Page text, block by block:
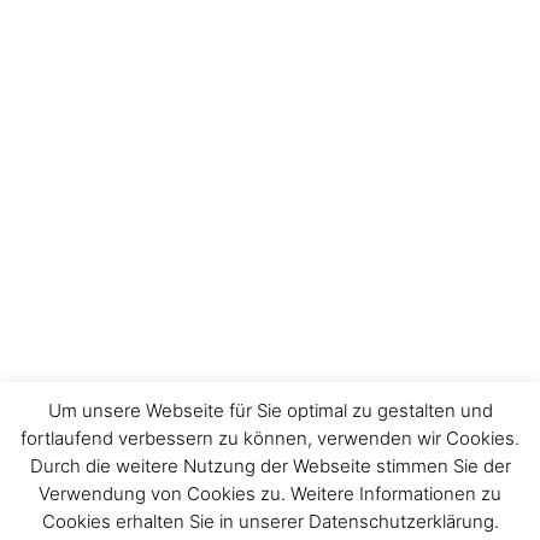
Impressum
Um unsere Webseite für Sie optimal zu gestalten und
fortlaufend verbessern zu können, verwenden wir Cookies.
Durch die weitere Nutzung der Webseite stimmen Sie der
Verwendung von Cookies zu. Weitere Informationen zu
Cookies erhalten Sie in unserer Datenschutzerklärung.